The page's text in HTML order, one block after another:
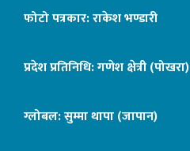
फोटो पत्रकार: राकेश भण्डारी
प्रदेश प्रतिनिधि: गणेश क्षेत्री (पोखरा)
ग्लोबल: सुम्मा थापा (जापान)